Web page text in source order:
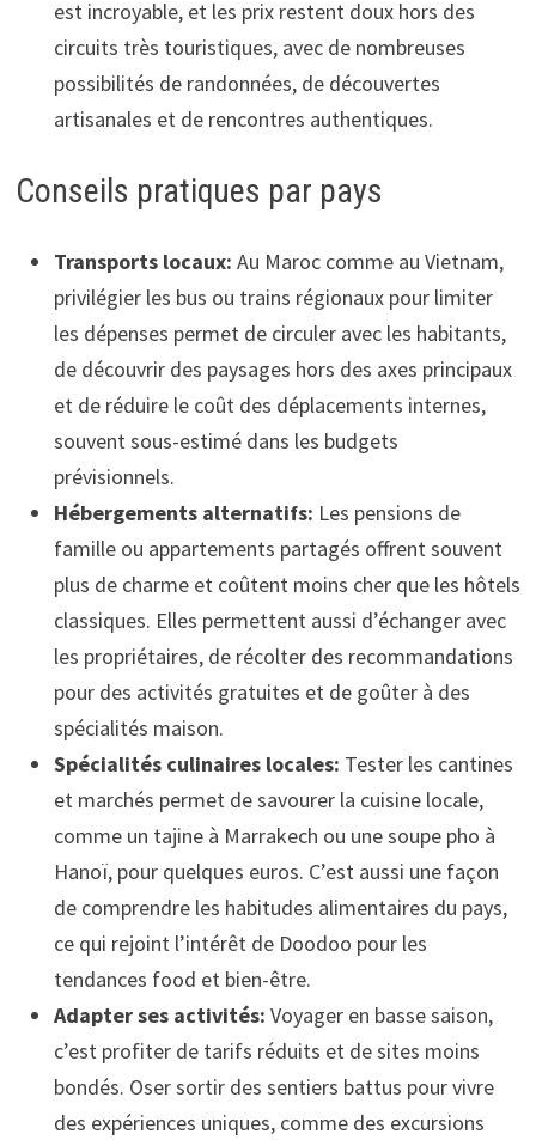
est incroyable, et les prix restent doux hors des
circuits très touristiques, avec de nombreuses
possibilités de randonnées, de découvertes
artisanales et de rencontres authentiques.
Conseils pratiques par pays
Transports locaux: Au Maroc comme au Vietnam,
privilégier les bus ou trains régionaux pour limiter
les dépenses permet de circuler avec les habitants,
de découvrir des paysages hors des axes principaux
et de réduire le coût des déplacements internes,
souvent sous-estimé dans les budgets
prévisionnels.
Hébergements alternatifs: Les pensions de
famille ou appartements partagés offrent souvent
plus de charme et coûtent moins cher que les hôtels
classiques. Elles permettent aussi d’échanger avec
les propriétaires, de récolter des recommandations
pour des activités gratuites et de goûter à des
spécialités maison.
Spécialités culinaires locales: Tester les cantines
et marchés permet de savourer la cuisine locale,
comme un tajine à Marrakech ou une soupe pho à
Hanoï, pour quelques euros. C’est aussi une façon
de comprendre les habitudes alimentaires du pays,
ce qui rejoint l’intérêt de Doodoo pour les
tendances food et bien-être.
Adapter ses activités: Voyager en basse saison,
c’est profiter de tarifs réduits et de sites moins
bondés. Oser sortir des sentiers battus pour vivre
des expériences uniques, comme des excursions